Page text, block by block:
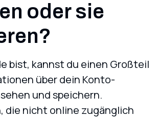
oder sie
bist, kannst du einen Großteil
über dein Konto-
und speichern.
die nicht online zugänglich